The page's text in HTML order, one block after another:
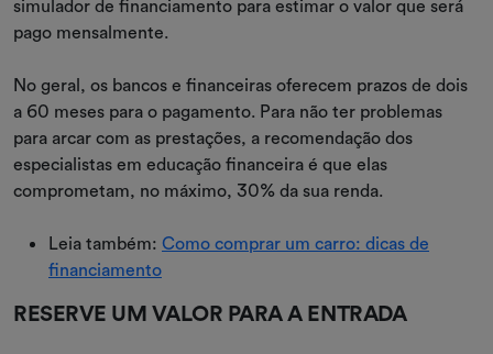
simulador de financiamento para estimar o valor que será
pago mensalmente.
No geral, os bancos e financeiras oferecem prazos de dois
a 60 meses para o pagamento. Para não ter problemas
para arcar com as prestações, a recomendação dos
especialistas em educação financeira é que elas
comprometam, no máximo, 30% da sua renda.
Leia também: Como comprar um carro: dicas de
financiamento
RESERVE UM VALOR PARA A ENTRADA